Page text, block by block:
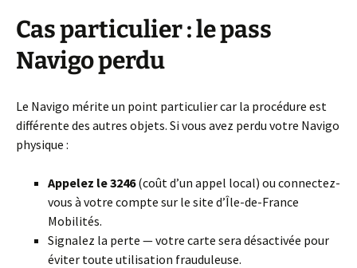
Cas particulier : le pass
Navigo perdu
Le Navigo mérite un point particulier car la procédure est
différente des autres objets. Si vous avez perdu votre Navigo
physique :
Appelez le 3246(coût d’un appel local) ou connectez-
vous à votre compte sur le site d’Île-de-France
Mobilités.
Signalez la perte — votre carte sera désactivée pour
éviter toute utilisation frauduleuse.